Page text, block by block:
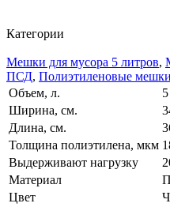
Категории
Мешки для мусора 5 литров,
ПСД, Полиэтиленовые
Объем, л.
5
Ширина, см.
Длина, см.
Толщина полиэтилена, мкм
Выдерживают нагрузку
Материал
Цвет